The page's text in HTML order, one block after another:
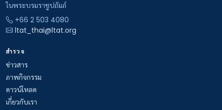
ในพระบรมราชูปถัมภ์
+66 2 503 4080
ltat_thai@ltat.org
สำรวจ
ข่าวสาร
ภาพกิจกรรม
ดาวน์โหลด
เกี่ยวกับเรา